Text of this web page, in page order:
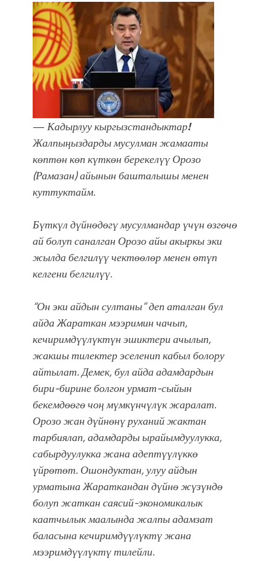
болмок”
—Кадырлуу кыргызстандыктар!
Жалпыңыздарды мусулман жамааты
көптөн көп күткөн берекелүү Орозо
(Рамазан) айынын башталышы менен
куттуктайм.
Бүткүл дүйнөдөгү мусулмандар үчүн өзгөчө
ай болуп саналган Орозо айы акыркы эки
жылда белгилүү чектөөлөр менен өтүп
келгени белгилүү.
“Он эки айдын султаны” деп аталган бул
айда Жараткан мээримин чачып,
кечиримдүүлүктүн эшиктери ачылып,
жакшы тилектер эселенип кабыл болору
айтылат. Демек, бул айда адамдардын
бири-бирине болгон урмат-сыйын
бекемдөөгө чоң мүмкүнчүлүк жаралат.
Орозо жан дүйнөнү руханий жактан
тарбиялап, адамдарды ырайымдуулукка,
сабырдуулукка жана адептүүлүккө
үйрөтөт. Ошондуктан, улуу айдын
урматына Жараткандан дүйнө жүзүндө
болуп жаткан саясий-экономикалык
каатчылык маалында жалпы адамзат
баласына кечиримдүүлүктү жана
мээримдүүлүктү тилейли.